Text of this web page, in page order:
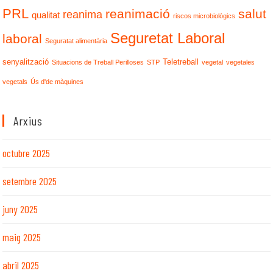
PRL qualitat reanima reanimació riscos microbiològics salut
laboral Seguratat alimentària Seguretat Laboral
senyalització Situacions de Treball Perilloses STP Teletreball vegetal vegetales
vegetals Ús d'de màquines
Arxius
octubre 2025
setembre 2025
juny 2025
maig 2025
abril 2025